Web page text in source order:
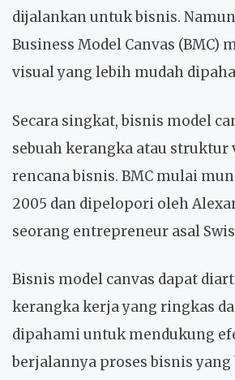
dijalankan untuk bisnis.
Business Model Canvas (BMC)
visual yang lebih mudah
Secara singkat, bisnis model
sebuah kerangka atau struktur
rencana bisnis. BMC mulai
2005 dan dipelopori oleh
seorang entrepreneur asal
Bisnis model canvas dapat
kerangka kerja yang ringkas
dipahami untuk mendukung
berjalannya proses bisnis